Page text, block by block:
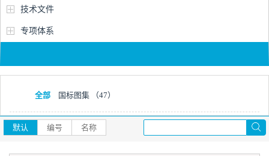
技术文件
专项体系
全部 国标图集 （47）
默认 编号 名称